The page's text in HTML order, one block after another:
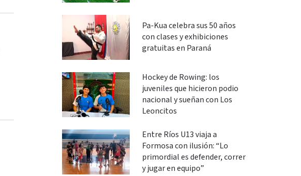
Pa-Kua celebra sus 50 años
con clases y exhibiciones
gratuitas en Paraná
Hockey de Rowing: los
juveniles que hicieron podio
nacional y sueñan con Los
Leoncitos
Entre Ríos U13 viaja a
Formosa con ilusión: “Lo
primordial es defender, correr
y jugar en equipo”